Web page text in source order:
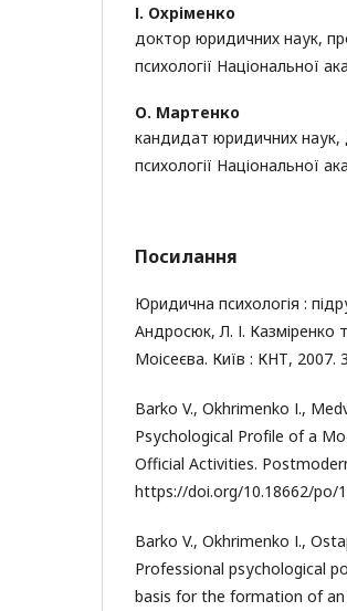
І. Охріменко
доктор юридичних наук,
психології Національної
О. Мартенко
кандидат юридичних
психології Національної
Посилання
Юридична психологія :
Андросюк, Л. І. Казміренко
Моісеєва. Київ : КНТ, 2007.
Bаrkо V., Оkhrіmеnkо І.,
Рsусhоlоgісаl Рrоfіlе оf а
Оffісіаl Асtіvіtіеs.
httрs://dоі.оrg/10.18662/ро/
Bаrkо V., Оkhrіmеnkо І.,
Рrоfеssіоnаl рsусhоlоgісаl
bаsіs fоr thе fоrmаtіоn оf